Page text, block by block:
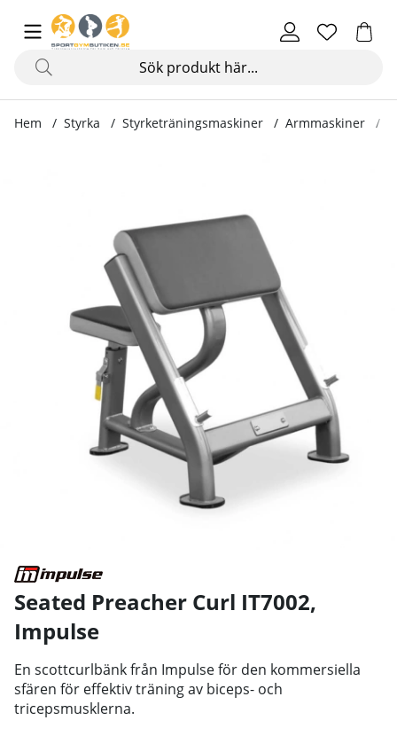
Hem Styrka Styrketräningsmaskiner Armmaskiner
Seated Preacher Curl IT7002,
Impulse
En scottcurlbänk från Impulse för den kommersiella
sfären för effektiv träning av biceps- och
tricepsmusklerna.